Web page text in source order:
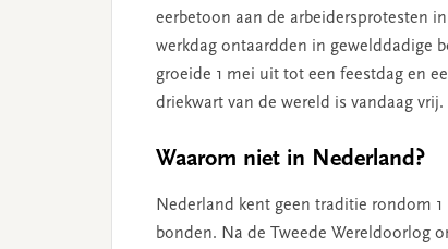
eerbetoon aan de arbeidersprotesten
werkdag ontaardden in gewelddadige
groeide 1 mei uit tot een feestdag en
driekwart van de wereld is vandaag vrij.
Waarom niet in Nederland?
Nederland kent geen traditie rondom
bonden. Na de Tweede Wereldoorlog